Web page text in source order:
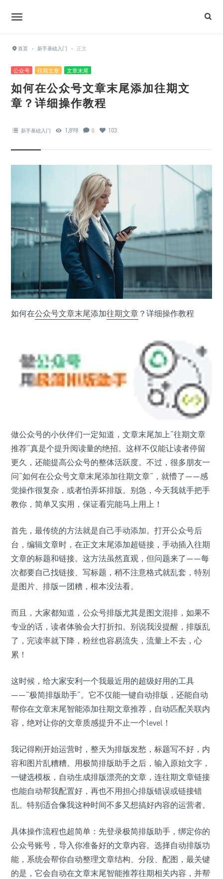
首页 › 新手基础入门 › 正文
公众号 往期文章 文章末尾
如何在公众号文章末尾添加往期文
章？详细操作教程
新手基础入门 1,898 0 103
如何在公众号文章末尾添加往期文章 ？详细操作教程
做公众号的小伙伴们一定知道，文章末尾加上“往期文章
推荐”真是个提升阅读量的绝招。这样不仅能让读者停留
更久，还能提高公众号的整体活跃度。不过，很多朋友一
问“如何在公众号文章末尾添加往期文章”，就懵了——感
觉操作很复杂，或者怕弄坏排版。别急，今天我就手把手
教你，简单又实用，保证看完能马上用上！
首先，最传统的方法就是自己手动添加。打开公众号后
台，编辑文章时，在正文末尾添加超链接，手动插入往期
文章的标题和链接。这方法虽然直观，但问题来了——每
次都要自己找链接、写标题，稍不注意格式就乱套，特别
是图片、排版一团糟，根本没法看。
而且，大家都知道，公众号排版尤其是图文混排，如果不
专业的话，读者体验会大打折扣。别说我没提醒，排版乱
了，完读率就下降，粉丝也容易流失，流量上不去，心
累！
这时候，给大家安利一个我最近用的超级好用的工具
——“极简排版助手”。它不仅能一键自动排版，还能自动
帮你在文章末尾智能添加往期文章推荐，自动匹配关联内
容，绝对让你的文章质感提升不止一个level！
我记得刚开始运营时，整天为排版发愁，标题写不好，内
容和图片乱糟糟。用极简排版助手之后，输入原始文字，
一键选模板，自动生成排版漂亮的文章，连往期文章链接
也能自动帮我配置好，再也不用担心排版错误或链接错
乱。特别适合像我这种时间不多又想搞好内容的运营者。
具体操作流程也超简单：先登录极简排版助手，绑定你的
公众号账号，导入你准备好的文章内容。选择自动排版功
能，系统会帮你自动整理文章结构、分段、配图，最关键
的是，它会自动在文章末尾智能推荐往期相关内容，并帮